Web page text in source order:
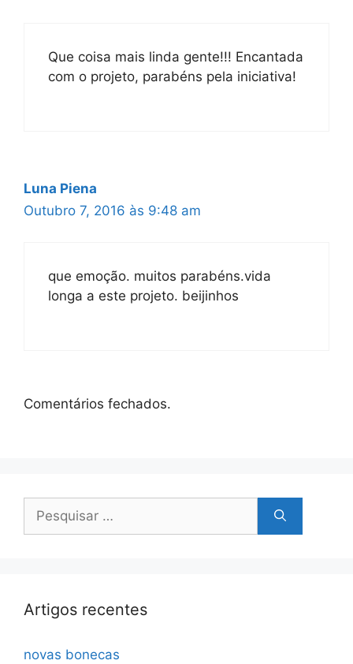
Que coisa mais linda gente!!! Encantada
com o projeto, parabéns pela iniciativa!
Luna Piena
Outubro 7, 2016 às 9:48 am
que emoção. muitos parabéns.vida
longa a este projeto. beijinhos
Comentários fechados.
por:
Artigos recentes
novas bonecas